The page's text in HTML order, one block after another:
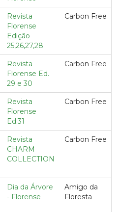
Revista
Florense
Edição
25,26,27,28
Carbon Free
Revista
Florense Ed.
29 e 30
Carbon Free
Revista
Florense
Ed.31
Carbon Free
Revista
CHARM
COLLECTION
Carbon Free
Dia da Árvore
- Florense
Amigo da
Floresta